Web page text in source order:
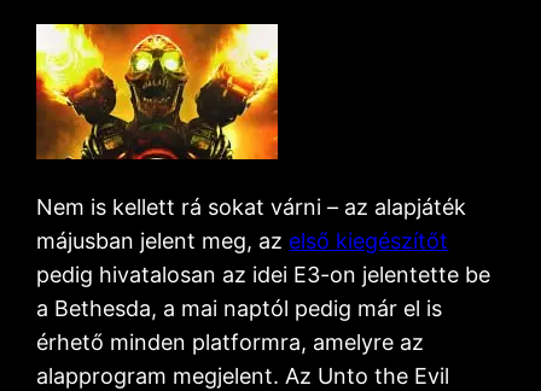
Nem is kellett rá sokat várni – az alapjáték
májusban jelent meg, az első kiegészítőt
pedig hivatalosan az idei E3-on jelentette be
a Bethesda, a mai naptól pedig már el is
érhető minden platformra, amelyre az
alapprogram megjelent. Az Unto the Evil